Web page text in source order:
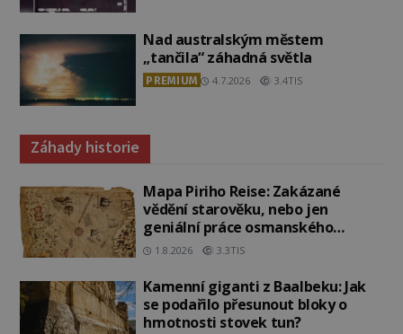
Nad australským městem
„tančila“ záhadná světla
PREMIUM 4.7.2026 3.4TIS
Záhady historie
Mapa Piriho Reise: Zakázané
vědění starověku, nebo jen
geniální práce osmanského
admirála?
1.8.2026 3.3TIS
Kamenní giganti z Baalbeku: Jak
se podařilo přesunout bloky o
hmotnosti stovek tun?